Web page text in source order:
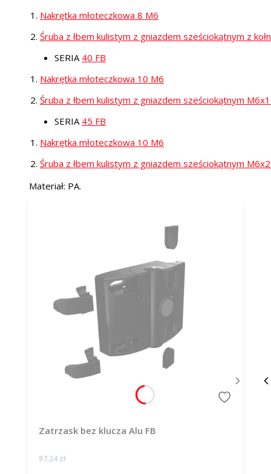
1. Nakrętka młoteczkowa 8 M6
2. Śruba z łbem kulistym z gniazdem sześciokątnym z
SERIA 40 FB
1. Nakrętka młoteczkowa 10 M6
2. Śruba z łbem kulistym z gniazdem sześciokątnym
SERIA 45 FB
1. Nakrętka młoteczkowa 10 M6
2. Śruba z łbem kulistym z gniazdem sześciokątnym M6x
Materiał: PA.
Zatrzask bez klucza Alu FB
Cena
97,24 zł